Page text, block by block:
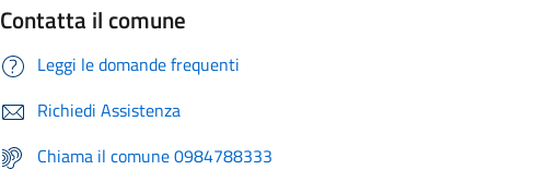
Contatta il comune
Leggi le domande frequenti
Richiedi Assistenza
Chiama il comune 0984788333